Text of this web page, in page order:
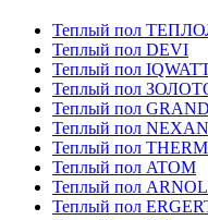
Теплый пол
Теплый пол DEVI
Теплый пол
Теплый пол
Теплый пол
Теплый пол
Теплый пол
Теплый пол ATOM
Теплый пол
Теплый пол